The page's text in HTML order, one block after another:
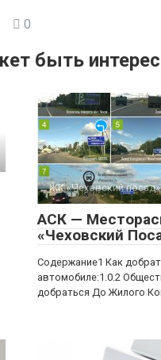
0
быть
ЖК «Чеховский посад»
АСК —
«Чеховский
Содержание1 Как
автомобиле:1.0.2
добраться До Жилого